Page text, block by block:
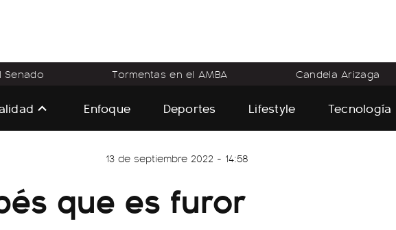
Senado Tormentas en el AMBA Candela Arizaga
Enfoque Deportes Lifestyle Tecnología
13 de septiembre 2022 - 14:58
que es furor